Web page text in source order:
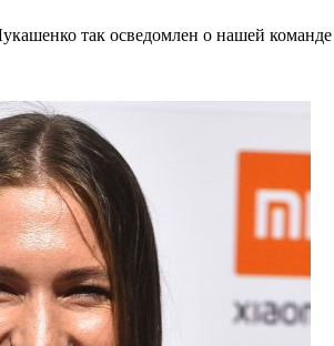
так осведомлен о нашей команде